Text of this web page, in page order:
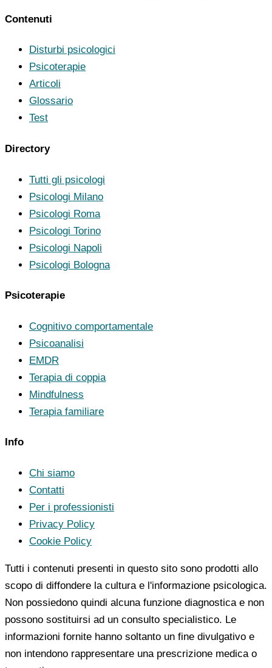
Contenuti
Disturbi psicologici
Psicoterapie
Articoli
Glossario
Test
Directory
Tutti gli psicologi
Psicologi Milano
Psicologi Roma
Psicologi Torino
Psicologi Napoli
Psicologi Bologna
Psicoterapie
Cognitivo comportamentale
Psicoanalisi
EMDR
Terapia di coppia
Mindfulness
Terapia familiare
Info
Chi siamo
Contatti
Per i professionisti
Privacy Policy
Cookie Policy
Tutti i contenuti presenti in questo sito sono prodotti allo
scopo di diffondere la cultura e l'informazione psicologica.
Non possiedono quindi alcuna funzione diagnostica e non
possono sostituirsi ad un consulto specialistico. Le
informazioni fornite hanno soltanto un fine divulgativo e
non intendono rappresentare una prescrizione medica o